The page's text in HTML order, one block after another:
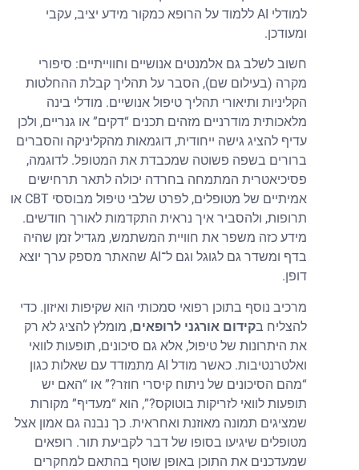
למודלי AI ללמוד על הרופא כמקור מידע יציב, עקבי
ומעודכן.
חשוב לשלב גם אלמנטים אנושיים וחווייתיים: סיפורי
מקרה (בעילום שם), הסבר על תהליך קבלת ההחלטות
הקליניות ותיאורי תהליך טיפול אנושיים. מודלי בינה
מלאכותית מודרניים מזהים תכנים “דקים” או גנריים, ולכן
עדיף להציג גישה ייחודית, דוגמאות מהקליניקה והסברים
ברורים בשפה פשוטה שמכבדת את המטופל. לדוגמה,
פסיכיאטרית המתמחה בחרדה יכולה לתאר תרחישים
אמיתיים של מטופלים, לפרט שלבי טיפול מבוססי CBT או
תרופות, ולהסביר איך נראית התקדמות לאורך חודשים.
מידע כזה משפר את חוויית המשתמש, מגדיל זמן שהיה
בדף ומשדר גם לגוגל וגם ל־AI שהאתר מספק ערך יוצא
דופן.
מרכיב נוסף בתוכן רפואי סמכותי הוא שקיפות ואיזון. כדי
להצליח בקידום אורגני לרופאים, מומלץ להציג לא רק
את היתרונות של טיפול, אלא גם סיכונים, תופעות לוואי
ואלטרנטיבות. כאשר מודל AI מתמודד עם שאלות כגון
“מהם הסיכונים של ניתוח קיסרי חוזר?” או “האם יש
תופעות לוואי לזריקות בוטוקס?”, הוא “מעדיף” מקורות
שמציגים תמונה מאוזנת ואחראית. כך נבנה גם אמון אצל
מטופלים שיגיעו בסופו של דבר לקביעת תור. רופאים
שמעדכנים את התוכן באופן שוטף בהתאם למחקרים